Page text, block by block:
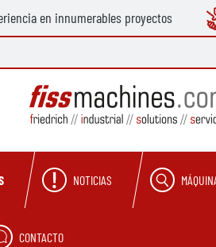
en innumerables proyectos
NOTICIAS
CONTACTO